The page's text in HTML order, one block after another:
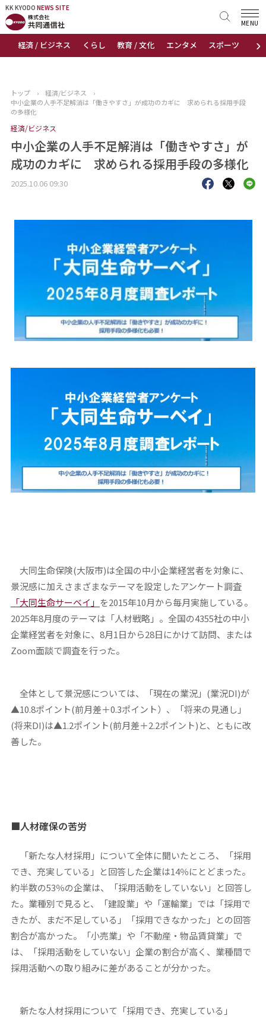
KK KYODO NEWS SITE
›
経済 / ビジネス くらし 教育 / 文化 エンタメ スポーツ 地域
MENU
KK KYODONEWS SITE
トップページ
ニュース
おすすめコンテンツ
出版物
トップ › 経済/ビジネス
›
中小企業の人手不足解消は「働きやすさ」が成功のカギに 求められる採用手段
の多様化
経済/ビジネス
中小企業の人手不足解消は「働きやすさ」が
成功のカギに 求められる採用手段の多様化
2025.10.06 09:30
大同生命保険(大阪市)は全国の中小企業経営者を対象に、
景況感に加えさまざまなテーマを設定したアンケート調査
「大同生命サーベイ」 を2015年10月から毎月実施している。
2025年8月度のテーマは「人材戦略」。全国の4355社の中小
企業経営者を対象に、8月1日から28日にかけて訪問、または
Zoom面談で調査を行った。
全体として景況感については、「現在の業況」(業況DI)が
▲10.8ポイント(前月差＋0.3ポイント）、「将来の見通し」
(将来DI)は▲1.2ポイント(前月差＋2.2ポイント)と、ともに改
善した。
■人材確保の苦労
「新たな人材採用」について全体に聞いたところ、「採用
でき、充実している」と回答した企業は14％にとどまった。
約半数の53％の企業は、「採用活動をしていない」と回答し
た。業種別で見ると、「建設業」や「運輸業」では「採用で
きたが、まだ不足している」「採用できなかった」との回答
割合が高かった。「小売業」や「不動産・物品賃貸業」で
は、「採用活動をしていない」企業の割合が高く、業種間で
採用活動への取り組みに差があることが分かった。
新たな人材採用について「採用でき、充実している」